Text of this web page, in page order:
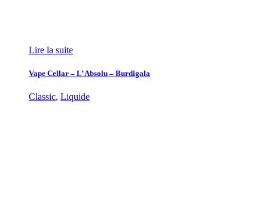
Lire la suite
Vape Cellar – L’ Absolu – Burdigala
Classic, Liquide